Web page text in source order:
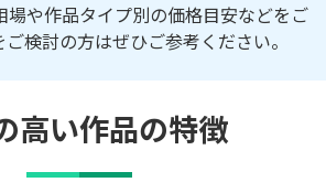
場や作品タイプ別の価格目安などをご
検討の方はぜひご参考ください。
高い作品の特徴